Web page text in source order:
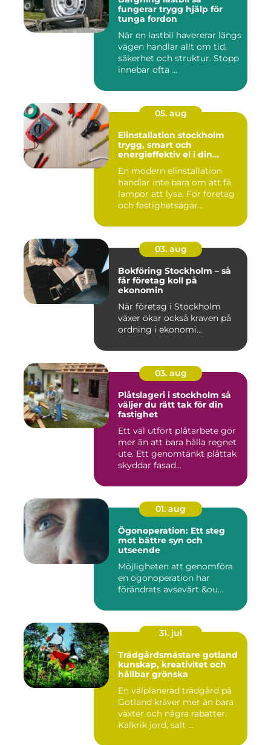
fungerar trygg hjälp för
tunga fordon
När en lastbil havererar längs
vägen handlar allt om tid,
säkerhet och struktur. Stopp
innebär ofta ...
05. aug
Elinstallation stockholm
trygg, smart och
energieffektiv el i din
En modern elinstallation
handlar inte bara om att få
lampor att lysa. För företag
och fastighetsägar...
03. aug
Bokföring Stockholm – så
får företag koll på
ekonomin
När företag i Stockholm
växer ökar också kraven på
ordning i ekonomi...
03. aug
Plåtslageri i stockholm så
väljer du rätt tak för din
fastighet
Ett väl utfört plåtarbete gör
mer än att bara hålla regnet
ute. Ett genomtänkt plåttak
skyddar fasad...
01. aug
Ögonoperation: Ett steg
mot bättre syn och
utseende
Möjligheten att genomföra
en ögonoperation har
förändrats avsevärt &ou...
31. jul
Trädgårdsmästare gotland
kunskap, kreativitet och
hållbar grönska
En välplanerad trädgård på
Gotland kräver mer än bara
växter och några rabatter.
Kalkrik jord, salt ...